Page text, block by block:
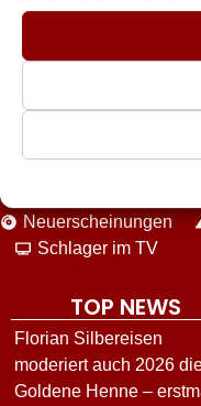
DIE
Neuerscheinungen
Schlager im TV
TOP NEWS
Florian Silbereisen
moderiert auch 2026
Goldene Henne –